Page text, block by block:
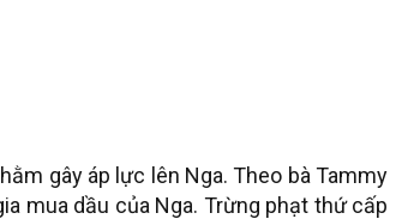
gây áp lực lên Nga. Theo bà Tammy
mua dầu của Nga. Trừng phạt thứ cấp